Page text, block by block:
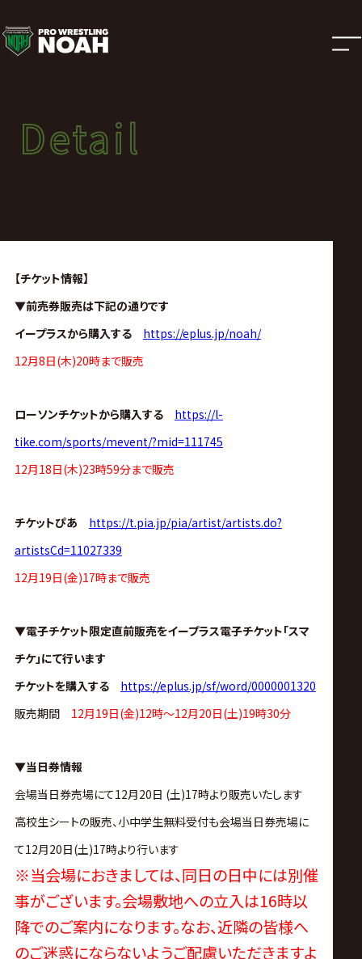
試
合
結
果
プ
ロ
レ
ス
リ
ン
グ・
ノ
公
式
サ
イ
ト
Detail
試合結果
Detail
【チケット情報】
▼前売券販売は下記の通りです
イープラスから購入する
https://eplus.jp/noah/
12月8日(木)20時まで販売
ローソンチケットから購入する
https://l-
tike.com/sports/mevent/?mid=111745
12月18日(木)23時59分まで販売
チケットぴあ
https://t.pia.jp/pia/artist/artists.do?
artistsCd=11027339
12月19日(金)17時まで販売
▼電子チケット限定直前販売をイープラス電子チケット「スマ
チケ」にて行います
チケットを購入する
https://eplus.jp/sf/word/0000001320
販売期間 12月19日(金)12時〜12月20日(土)19時30分
▼当日券情報
会場当日券売場にて12月20日 (土)17時より販売いたします
高校生シートの販売、小中学生無料受付も会場当日券売場に
て12月20日(土)17時より行います
※当会場におきましては、同日の日中には別催
事がございます。会場敷地への立入は16時以
降でのご案内になります。なお、近隣の皆様へ
のご迷惑にならないようご配慮いただきますよ